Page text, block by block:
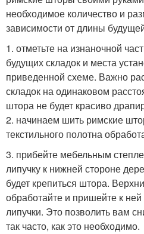
необходимое количество и
зависимости от длины
1. отметьте на изнаночной
будущих складок и места
приведенной схеме. Важно
складок на одинаковом
штора не будет красиво
2. начинаем шить римские
текстильного полотна
3. прибейте мебельным
липучку к нижней стороне
будет крепиться штора.
обработайте и пришейте к
липучки. Это позволить вам
так часто, как это необходимо.